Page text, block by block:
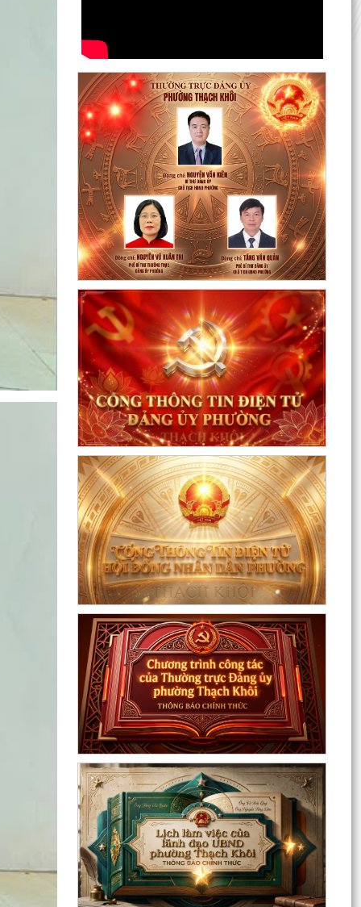
Khôi: Hướng...
Nâng cao kỹ năng sử dụng Internet, mạng xã
hội an toàn cho trẻ em, học sinh trên địa bàn
thành phố
Hội nghị Ban Thường vụ Đảng ủy phường lần
thứ 35
Sôi nổi ngày hội hiến máu "Thạch Khôi - ngàn
trái tim hồng" năm 2026
Kế hoạch Giám sát và xử lý dịch, ổ dịch trên địa
bàn phường Thạch Khôi
Quyết định Về việc Ban hành Quy chế quản lý và
sử dụng nguồn công đức tại các di tích trên địa...
Quyết định Về việc ban hành Quy chế hoạt động
của Ban Quản lý di tích Phường Thạch Khôi,
thành phố...
UBND phường tổ chức phiên họp tháng 8/2026
(lần 1).
Kế hoạch tổ chức Hội nghị tuyên truyền, phổ
biến triển khai Luật sửa đổi, bổ sung một số điều
của...
Công tác tháng 8/2026 của Ủy ban nhân dân
phường Thạch Khôi
Đồng chí Đặng Xuân Thưởng - Uỷ viên Thành
uỷ, Phó Trưởng ban thường trực Ban Nội chính
Thành uỷ dự...
Nuôi con bằng sữa mẹ cho một “Khởi đầu bền
vững - Phát huy những thực hành tốt sẵn có”
Về việc thay đổi địa danh trên bảng hiệu tại các
Nhà Văn hoá và tăng cường công tác quản lý
hoạt...
Phường Thạch Khôi tổ chức lấy mẫu sinh phẩm
hài cốt liệt sĩ chưa xác định được thông tin để
giám...
Hội nghị công bố quyết định công tác cán bộ
Chương trình Công tác tuần của Chủ tịch, các
Phó Chủ tịch UBND phường (Từ 03/8/2026 đến
09/8/2026)